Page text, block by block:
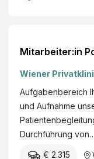
Mitarbeiter:in
Wiener
Aufgabenbereich
und Aufnahme
Durchführung
€ 2.315